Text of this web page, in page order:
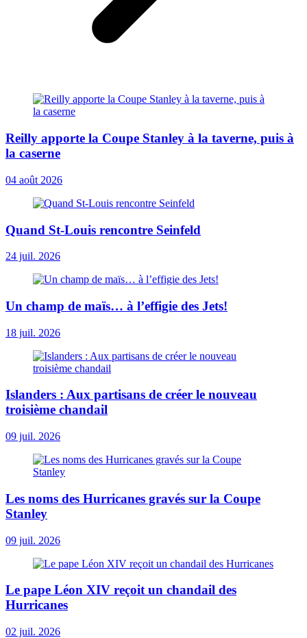
Reilly apporte la Coupe Stanley à la taverne, puis à
la caserne
04 août 2026
Quand St-Louis rencontre Seinfeld
24 juil. 2026
Un champ de maïs… à l’effigie des Jets!
18 juil. 2026
Islanders : Aux partisans de créer le nouveau
troisième chandail
09 juil. 2026
Les noms des Hurricanes gravés sur la Coupe
Stanley
09 juil. 2026
Le pape Léon XIV reçoit un chandail des
Hurricanes
02 juil. 2026